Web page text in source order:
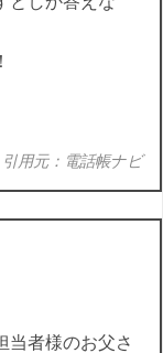
引用元：電話帳ナビ
当者様のお父さ